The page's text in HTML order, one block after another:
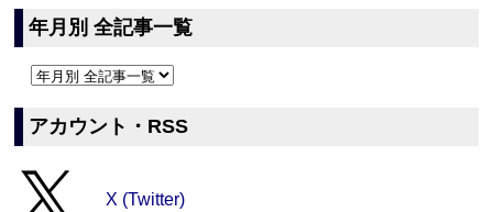
年月別 全記事一覧
アカウント・RSS
X (Twitter)